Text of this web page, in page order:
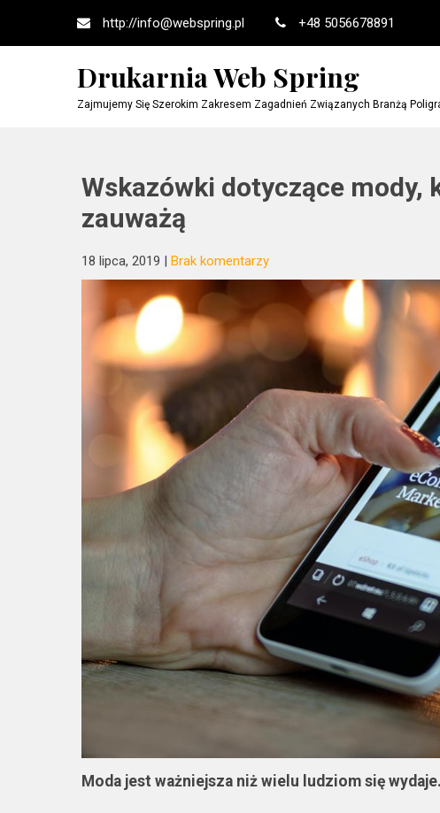
content
http://info@webspring.pl +48 5056678891
Drukarnia Web Spring
Zajmujemy Się Szerokim Zakresem Zagadnień Związanych Branżą
Wskazówki dotyczące mody,
zauważą
18 lipca, 2019 | Brak komentarzy
Moda jest ważniejsza niż wielu ludziom się wydaje.